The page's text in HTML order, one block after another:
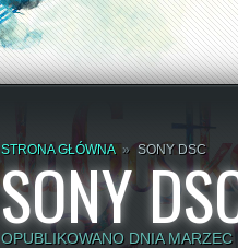
STRONA GŁÓWNA » SONY DSC
SONY
OPUBLIKOWANO DNIA